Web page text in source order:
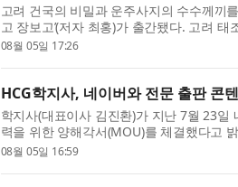
고려 건국의 비밀과 운주사지의 수수께끼
고 장보고’(저자 최홍)가 출간됐다. 고려
았을까? 도선국사는 왜 왕건의 아버지 왕
08월 05일 17:26
HCG학지사, 네이버와 전문 출판 콘
학지사(대표이사 김진환)가 지난 7월 23
력을 위한 양해각서(MOU)를 체결했다고
AI 시대에 학술·전문 콘텐츠가 정당하게
08월 05일 16:59